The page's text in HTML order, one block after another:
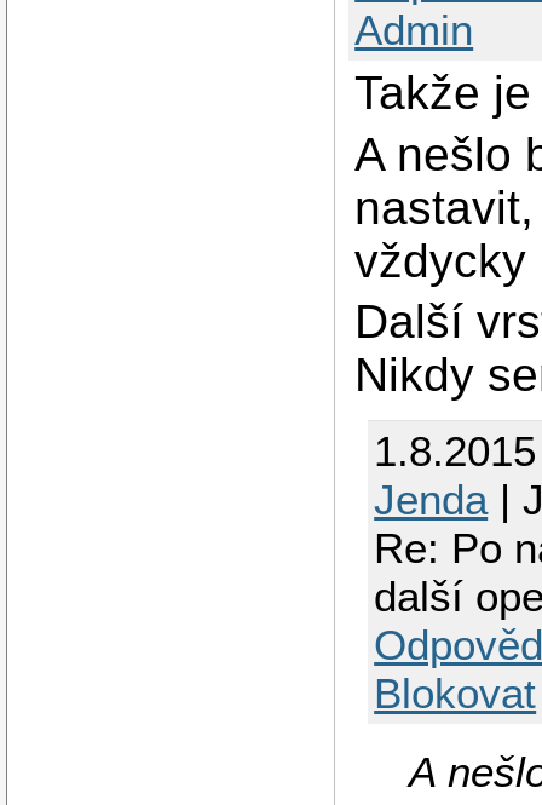
Admin
Takže
A nešlo
vždycky
Další
Nikdy
Jenda|
Re: Po
další
Blokovat
A